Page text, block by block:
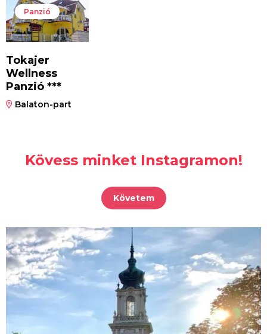
Panzió
Tokajer
Wellness
Panzió ***
Balaton-part
Kövess minket Instagramon!
Követem